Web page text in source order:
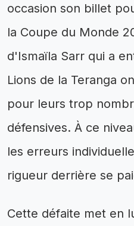
occasion son billet
la Coupe du Monde
d'Ismaïla Sarr qui a
Lions de la Teranga
pour leurs trop
défensives. À ce
les erreurs
rigueur derrière se
Cette défaite met en